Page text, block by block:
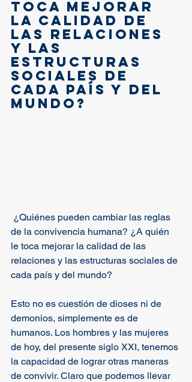
toca mejorar
la calidad de
las relaciones
y las
estructuras
sociales de
cada país y del
mundo?
de la convivencia humana? ¿A quién
le toca mejorar la calidad de las
relaciones y las estructuras sociales de
cada país y del mundo?
Esto no es cuestión de dioses ni de
demonios, simplemente es de
humanos. Los hombres y las mujeres
de hoy, del presente siglo XXI, tenemos
la capacidad de lograr otras maneras
de convivir. Claro que podemos llevar